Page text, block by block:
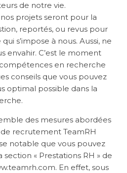
de notre vie.
projets seront pour la
reportés, ou revus pour
s’impose à nous. Aussi, ne
envahir. C’est le moment
en recherche
conseils que vous pouvez
optimal possible dans la
des mesures abordées
recrutement TeamRH
notable que vous pouvez
section « Prestations RH » de
. En effet, sous